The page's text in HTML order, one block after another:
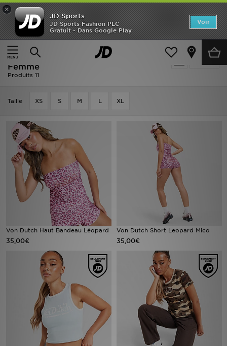
×
JD Sports
JD Sports Fashion PLC
Gratuit - Dans Google Play
Voir
Accueil
Femme Vêtements Femme
Femme - Von Dutch Vêtements
Femme
Produits 11
Taille XS S M L XL
Von Dutch Haut Bandeau Léopard
35,00€
Von Dutch Short Leopard Mico
35,00€
Accueil
Nouveautés
Homme
Collections
Marques
Football
Sports
PROMOS
Suivre Ma Commande
Service client
Nos Magasins
Télécharge l'Appli